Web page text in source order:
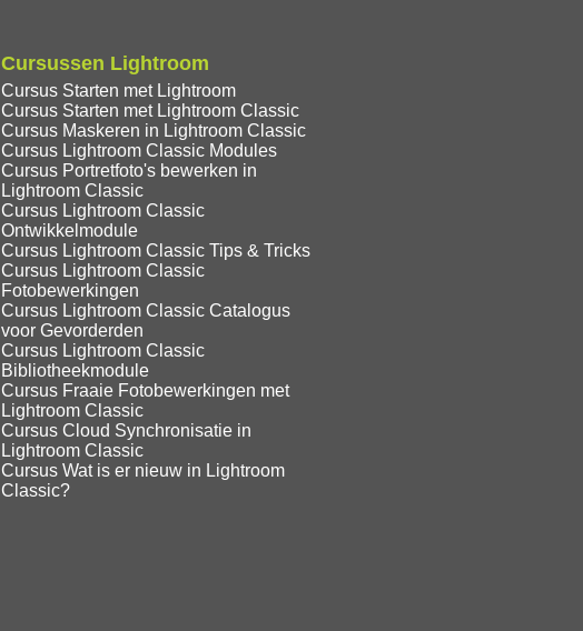
Cursussen Lightroom
Cursus Starten met Lightroom
Cursus Starten met Lightroom Classic
Cursus Maskeren in Lightroom Classic
Cursus Lightroom Classic Modules
Cursus Portretfoto's bewerken in
Lightroom Classic
Cursus Lightroom Classic
Ontwikkelmodule
Cursus Lightroom Classic Tips & Tricks
Cursus Lightroom Classic
Fotobewerkingen
Cursus Lightroom Classic Catalogus
voor Gevorderden
Cursus Lightroom Classic
Bibliotheekmodule
Cursus Fraaie Fotobewerkingen met
Lightroom Classic
Cursus Cloud Synchronisatie in
Lightroom Classic
Cursus Wat is er nieuw in Lightroom
Classic?